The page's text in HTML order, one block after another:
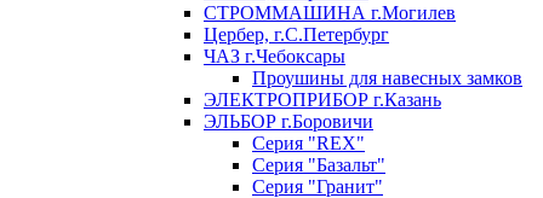
СТРОММАШИНА г.Могилев
Цербер, г.С.Петербург
ЧАЗ г.Чебоксары
Проушины для навесных замков
ЭЛЕКТРОПРИБОР г.Казань
ЭЛЬБОР г.Боровичи
Серия "REX"
Серия "Базальт"
Серия "Гранит"